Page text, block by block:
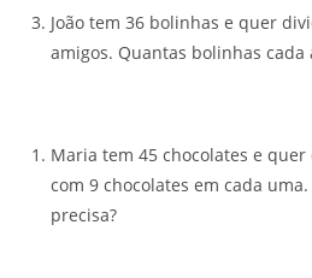
João tem 36 bolinhas e quer
amigos. Quantas bolinhas cada
Maria tem 45 chocolates e quer
com 9 chocolates em cada
precisa?